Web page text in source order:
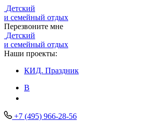
Детский
и семейный отдых
Перезвоните мне
Детский
и семейный отдых
Наши проекты:
КИД. Праздник
В
+7 (495) 966-28-56